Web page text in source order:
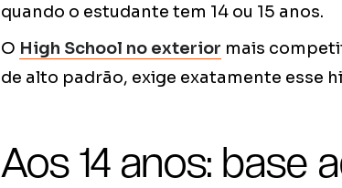
quando o estudante tem 14 ou 15 anos.
O High School no exterior mais
de alto padrão, exige exatamente esse
Aos 14 anos: base